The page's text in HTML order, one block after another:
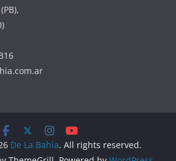
De La Bahia. All rights reserved.